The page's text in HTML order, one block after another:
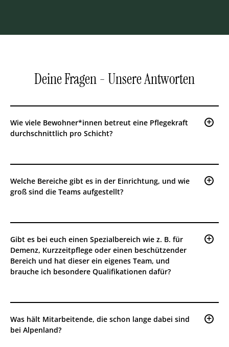
Deine Fragen - Unsere Antworten
Wie viele Bewohner*innen betreut eine Pflegekraft
durchschnittlich pro Schicht?
Welche Bereiche gibt es in der Einrichtung, und wie
groß sind die Teams aufgestellt?
Gibt es bei euch einen Spezialbereich wie z. B. für
Demenz, Kurzzeitpflege oder einen beschützender
Bereich und hat dieser ein eigenes Team, und
brauche ich besondere Qualifikationen dafür?
Was hält Mitarbeitende, die schon lange dabei sind
bei Alpenland?